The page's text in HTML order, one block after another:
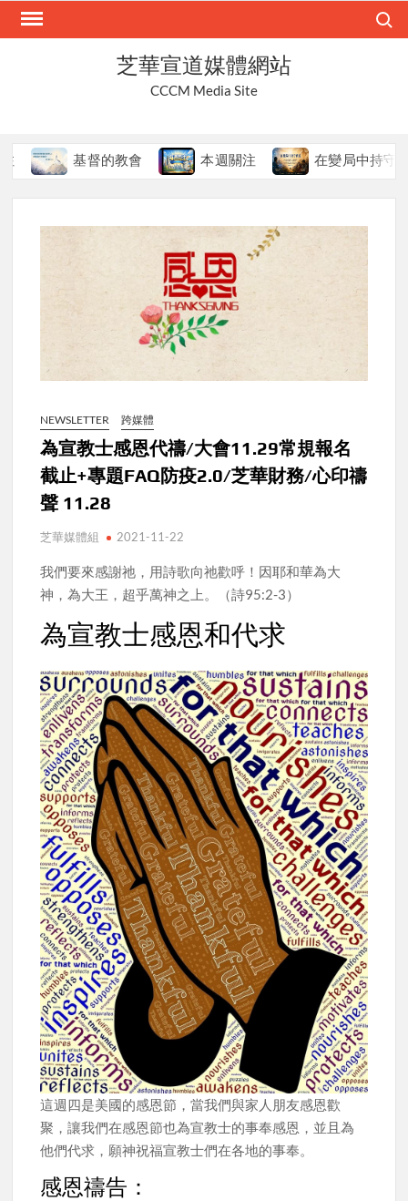
Skip
芝華宣道媒體網站
CCCM Media Site
基督的教會 本週關注 在變局中持守真道
NEWSLETTER 跨媒體
為宣教士感恩代禱/大會11.29常規報名
截止+專題FAQ防疫2.0/芝華財務/心印禱
聲 11.28
芝華媒體組 2021-11-22
我們要來感謝祂，用詩歌向祂歡呼！因耶和華為大
神，為大王，超乎萬神之上。（詩95:2-3）
為宣教士感恩和代求
這週四是美國的感恩節，當我們與家人朋友感恩歡
聚，讓我們在感恩節也為宣教士的事奉感恩，並且為
他們代求，願神祝福宣教士們在各地的事奉。
感恩禱告：